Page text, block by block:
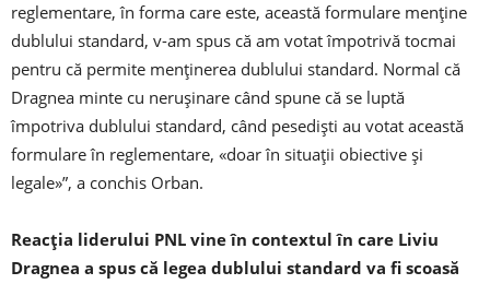
reglementare, în forma care este, această formulare menţine
dublului standard, v-am spus că am votat împotrivă tocmai
pentru că permite menţinerea dublului standard. Normal că
Dragnea minte cu neruşinare când spune că se luptă
împotriva dublului standard, când pesedişti au votat această
formulare în reglementare, «doar în situaţii obiective şi
legale»”, a conchis Orban.
Reacţia liderului PNL vine în contextul în care Liviu
Dragnea a spus că legea dublului standard va fi scoasă